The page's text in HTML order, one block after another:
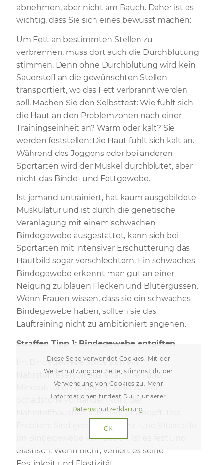
abnehmen, aber nicht am Bauch. Daher ist es
wichtig, dass Sie sich eines bewusst machen:
Um Fett an bestimmten Stellen zu
verbrennen, muss dort auch die Durchblutung
stimmen. Denn ohne Durchblutung wird kein
Sauerstoff an die gewünschten Stellen
transportiert, wo das Fett verbrannt werden
soll. Machen Sie den Selbsttest: Wie fühlt sich
die Haut an den Problemzonen nach einer
Trainingseinheit an? Warm oder kalt? Sie
werden feststellen: Die Haut fühlt sich kalt an.
Während des Joggens oder bei anderen
Sportarten wird der Muskel durchblutet, aber
nicht das Binde- und Fettgewebe.
Ist jemand untrainiert, hat kaum ausgebildete
Muskulatur und ist durch die genetische
Veranlagung mit einem schwachen
Bindegewebe ausgestattet, kann sich bei
Sportarten mit intensiver Erschütterung das
Hautbild sogar verschlechtern. Ein schwaches
Bindegewebe erkennt man gut an einer
Neigung zu blauen Flecken und Blutergüssen.
Wenn Frauen wissen, dass sie ein schwaches
Bindegewebe haben, sollten sie das
Lauftraining nicht zu ambitioniert angehen.
Straffen Tipp 1: Bindegewebe entgiften
Im Bindegewebe sollte sich ein
Nährstoffreservoir aus Vitaminen und
Mineralstoffen befinden. Sind zu viele
Schadstoffe vorhanden, wird der
Nährstoffhaushalt schneller erschöpft. Das
Problem: Sind genügend Nähr- und Vitalstoffe
im Bindegewebe vorhanden, ist es fest und
elastisch. Wenn nicht, verliert es seine
Diese Seite verwendet Cookies. Mit der
Weiternutzung der Seite, stimmst du der
Verwendung von Cookies zu. Mehr
Informationen findest Du in unserer
Datenschutzerklärung.
OK